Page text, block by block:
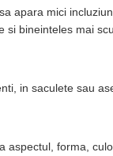
apara mici
bineinteles mai
in saculete sau
forma,